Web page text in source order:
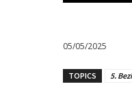
05/05/2025
TOPICS 5.